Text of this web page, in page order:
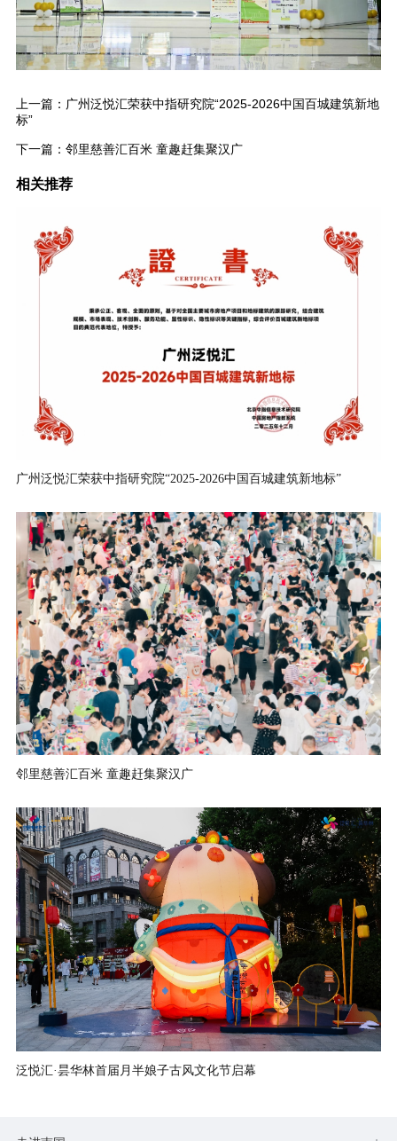
上一篇： 广州泛悦汇荣获中指研究院“2025-2026中国百城建筑新地
标”
下一篇： 邻里慈善汇百米 童趣赶集聚汉广
相关推荐
广州泛悦汇荣获中指研究院“2025-2026中国百城建筑新地标”
邻里慈善汇百米 童趣赶集聚汉广
泛悦汇·昙华林首届月半娘子古风文化节启幕